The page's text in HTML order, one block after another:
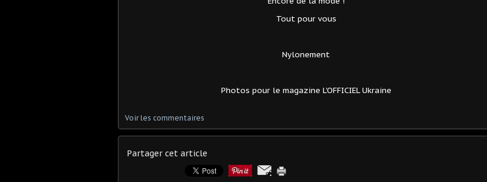
Tout pour vous
Nylonement
Photos pour le magazine L'OFFICIEL Ukraine
Voir les commentaires
Partager cet article